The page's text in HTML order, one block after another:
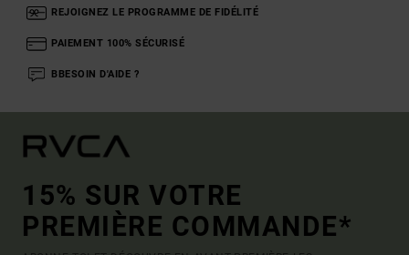
REJOIGNEZ LE PROGRAMME DE FIDÉLITÉ
PAIEMENT 100% SÉCURISÉ
BBESOIN D'AIDE ?
15% SUR VOTRE
PREMIÈRE COMMANDE*